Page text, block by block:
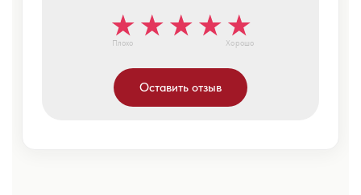
Плохо Хорошо
Оставить отзыв